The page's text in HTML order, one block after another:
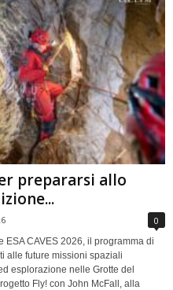
prepararsi allo
0
CAVES 2026, il programma di
alle future missioni spaziali
esplorazione nelle Grotte del
Fly! con John McFall, alla